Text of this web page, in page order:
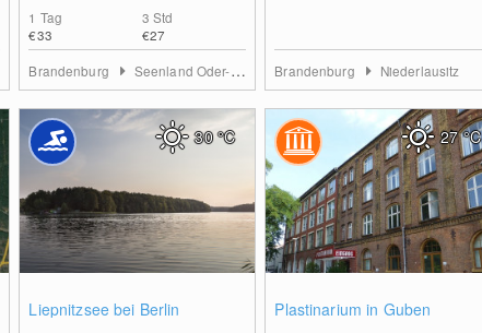
1 Tag
€33
3 Std
€27
Brandenburg Seenland Oder-Spree Brandenburg Niederlausitz
Liepnitzsee bei Berlin
30°C
Plastinarium in Guben
27°C